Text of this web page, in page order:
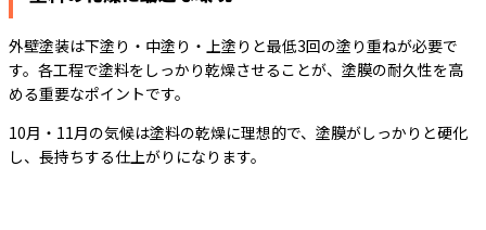
外壁塗装は下塗り・中塗り・上塗りと最低3回の塗り重ねが必要で
す。各工程で塗料をしっかり乾燥させることが、塗膜の耐久性を高
める重要なポイントです。
10月・11月の気候は塗料の乾燥に理想的で、塗膜がしっかりと硬化
し、長持ちする仕上がりになります。